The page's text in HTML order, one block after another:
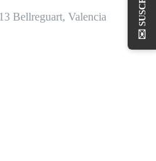
Bellreguart, Valencia
✉️